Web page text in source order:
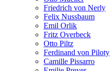
Friedrich von Nerly
Felix Nussbaum
Emil Orlik
Fritz Overbeck
Otto Piltz
Ferdinand von Piloty
Camille Pissarro